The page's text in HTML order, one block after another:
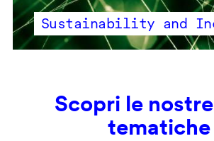
Sustainability and
Scopri le
tematiche